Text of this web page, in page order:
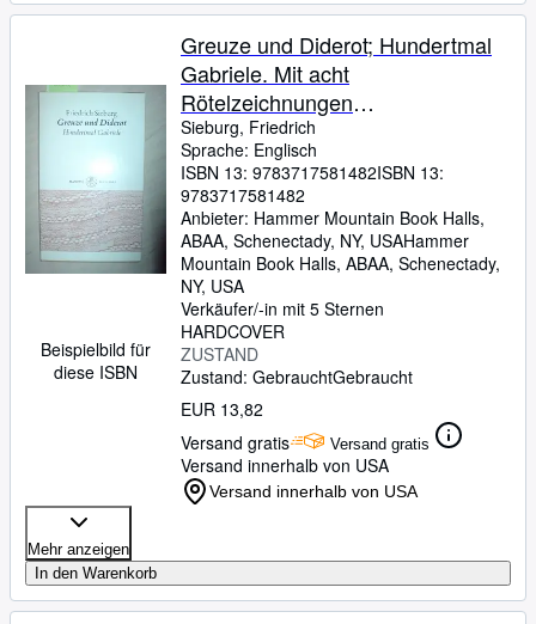
Beispielbild für
diese ISBN
Greuze und Diderot; Hundertmal
Gabriele. Mit acht
Rötelzeichnungen
[Rotelzeichnungen] von Jean-
Baptiste Greuze und mit einem
Nachwort von Dietmar Jaegle
Sieburg, Friedrich
Sprache: Englisch
ISBN 13: 9783717581482ISBN 13:
9783717581482
Anbieter: Hammer Mountain Book Halls,
ABAA, Schenectady, NY, USAHammer
Mountain Book Halls, ABAA, Schenectady,
NY, USA
Verkäufer/-in mit 5 Sternen
HARDCOVER
ZUSTAND
Zustand: GebrauchtGebraucht
EUR 13,82
Versand gratis
Versand gratis
Versand innerhalb von USA
Versand innerhalb von USA
Mehr anzeigen
In den Warenkorb